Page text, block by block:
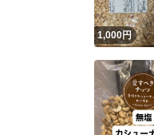
1,000円